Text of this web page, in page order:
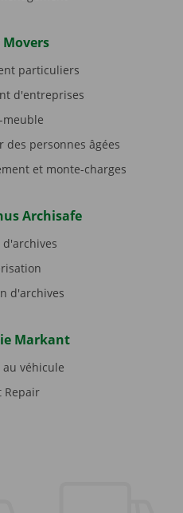
Movers
particuliers
d'entreprises
meuble
des personnes âgées
et monte-charges
Archisafe
d'archives
d'archives
Markant
au véhicule
Repair